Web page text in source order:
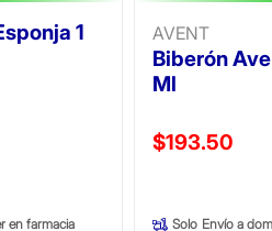
1
en farmacia
AVENT
Biberón
Ml
Precio
$193.50
Solo Envío a